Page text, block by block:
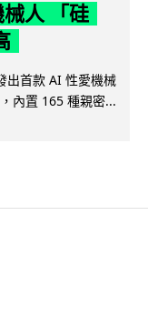
人 「硅
出首款 AI 性愛機械
內置 165 種親密...